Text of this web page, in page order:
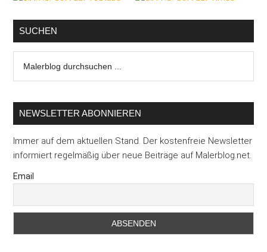
keine
SUCHEN
durchsuchen
NEWSLETTER ABONNIEREN
Immer auf dem aktuellen Stand. Der kostenfreie Newsletter
informiert regelmäßig über neue Beiträge auf Malerblog.net.
Email